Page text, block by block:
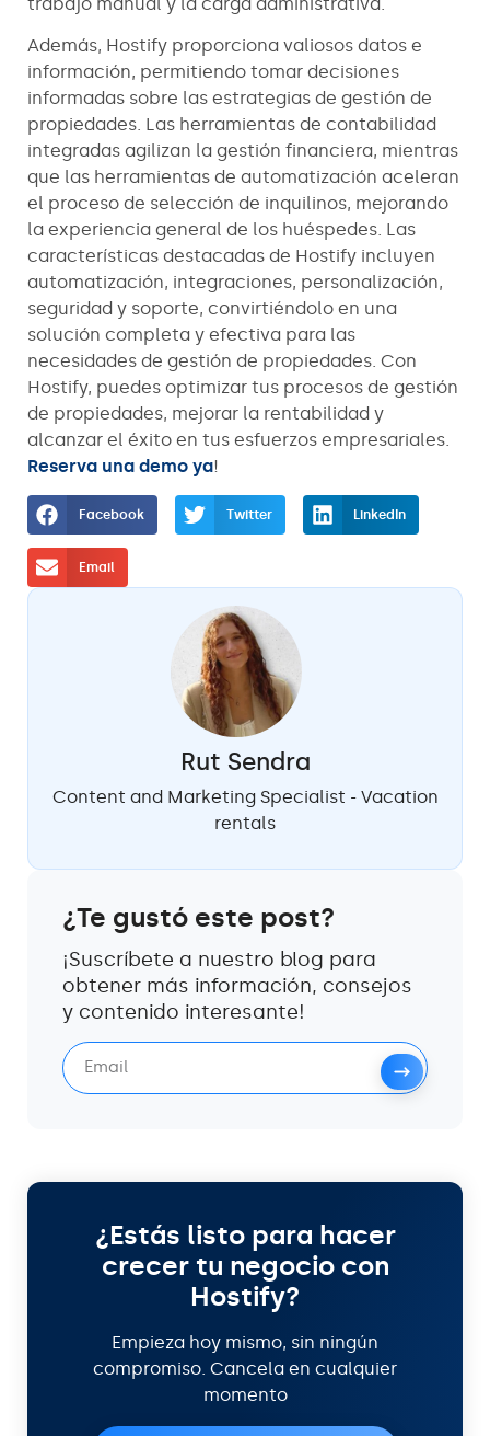
Además, Hostify proporciona valiosos datos e
información, permitiendo tomar decisiones
informadas sobre las estrategias de gestión de
propiedades. Las herramientas de contabilidad
integradas agilizan la gestión financiera, mientras
que las herramientas de automatización aceleran
el proceso de selección de inquilinos, mejorando
la experiencia general de los huéspedes. Las
características destacadas de Hostify incluyen
automatización, integraciones, personalización,
seguridad y soporte, convirtiéndolo en una
solución completa y efectiva para las
necesidades de gestión de propiedades. Con
Hostify, puedes optimizar tus procesos de gestión
de propiedades, mejorar la rentabilidad y
alcanzar el éxito en tus esfuerzos empresariales.
Reserva una demo ya!
Facebook Twitter LinkedIn
Email
Rut Sendra
Content and Marketing Specialist - Vacation
rentals
¿Te gustó este post?
¡Suscríbete a nuestro blog para
obtener más información, consejos
y contenido interesante!
¿Estás listo para hacer
crecer tu negocio con
Hostify?
Empieza hoy mismo, sin ningún
compromiso. Cancela en cualquier
momento